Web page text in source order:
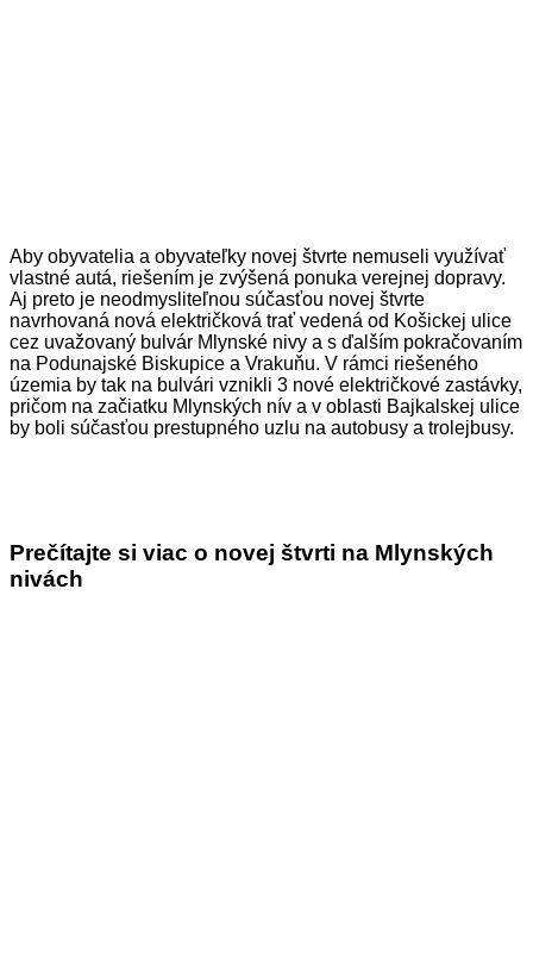
Aby obyvatelia a obyvateľky novej štvrte nemuseli využívať
vlastné autá, riešením je zvýšená ponuka verejnej dopravy.
Aj preto je neodmysliteľnou súčasťou novej štvrte
navrhovaná nová električková trať vedená od Košickej ulice
cez uvažovaný bulvár Mlynské nivy a s ďalším pokračovaním
na Podunajské Biskupice a Vrakuňu. V rámci riešeného
územia by tak na bulvári vznikli 3 nové električkové zastávky,
pričom na začiatku Mlynských nív a v oblasti Bajkalskej ulice
by boli súčasťou prestupného uzlu na autobusy a trolejbusy.
Prečítajte si viac o novej štvrti na Mlynských
nivách